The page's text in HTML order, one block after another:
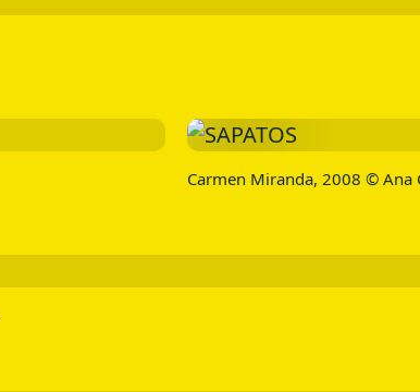
Carmen Miranda, 2008 © Ana